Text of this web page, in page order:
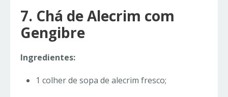
7. Chá de Alecrim com
Gengibre
Ingredientes:
1 colher de sopa de alecrim fresco;